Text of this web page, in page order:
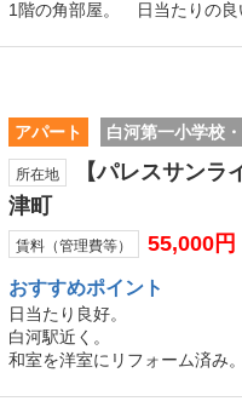
1階の角部屋。 日当たりの良
アパート 白河第一小学校
所在地
【パレスサン
津町
賃料（管理費等） 55,000円
おすすめポイント
日当たり良好。
白河駅近く。
和室を洋室にリフォーム済み。